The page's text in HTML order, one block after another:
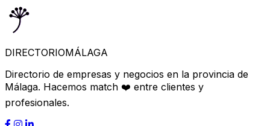
DIRECTORIOMÁLAGA
Directorio de empresas y negocios en la provincia de
Málaga. Hacemos match ❤️ entre clientes y
profesionales.